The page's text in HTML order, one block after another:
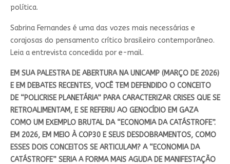
política.
Sabrina Fernandes é uma das vozes mais necessárias e
corajosas do pensamento crítico brasileiro contemporâneo.
Leia a entrevista concedida por e-mail.
EM SUA PALESTRA DE ABERTURA NA UNICAMP (MARÇO DE 2026)
E EM DEBATES RECENTES, VOCÊ TEM DEFENDIDO O CONCEITO
DE “POLICRISE PLANETÁRIA” PARA CARACTERIZAR CRISES QUE SE
RETROALIMENTAM, E SE REFERIU AO GENOCÍDIO EM GAZA
COMO UM EXEMPLO BRUTAL DA “ECONOMIA DA CATÁSTROFE”.
EM 2026, EM MEIO À COP30 E SEUS DESDOBRAMENTOS, COMO
ESSES DOIS CONCEITOS SE ARTICULAM? A “ECONOMIA DA
CATÁSTROFE” SERIA A FORMA MAIS AGUDA DE MANIFESTAÇÃO